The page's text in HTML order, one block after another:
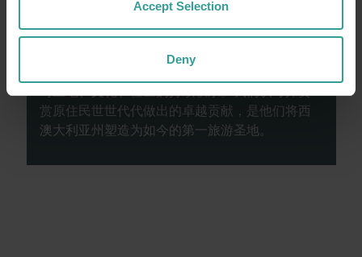
Accept Selection
Deny
西澳大利亚州旅游局承认原住民是西澳大利亚的
传统守护者，并向过去及现任长老表达敬意。我
们尊重西澳大利亚原住民的多样性，并推崇他们
与土地、文化和社区的持续联系。我们认可并赞
赏原住民世世代代做出的卓越贡献，是他们将西
澳大利亚州塑造为如今的第一旅游圣地。